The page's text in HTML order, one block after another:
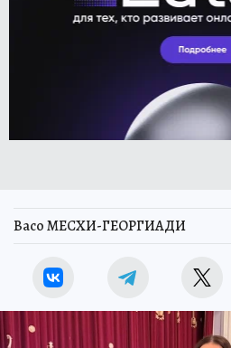
Васо МЕСХИ-ГЕОРГИАДИ